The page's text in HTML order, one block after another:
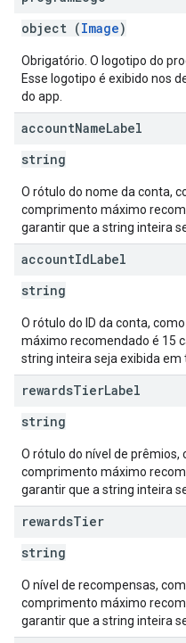
object (Image)
Obrigatório. O logotipo do
Esse logotipo é exibido nos
do app.
accountNameLabel
string
O rótulo do nome da conta,
comprimento máximo
garantir que a string inteira
accountIdLabel
string
O rótulo do ID da conta,
máximo recomendado é 15
string inteira seja exibida em
rewardsTierLabel
string
O rótulo do nível de prêmios,
comprimento máximo
garantir que a string inteira
rewardsTier
string
O nível de recompensas,
comprimento máximo
garantir que a string inteira